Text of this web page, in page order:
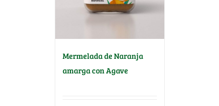
Mermelada de Naranja
amarga con Agave